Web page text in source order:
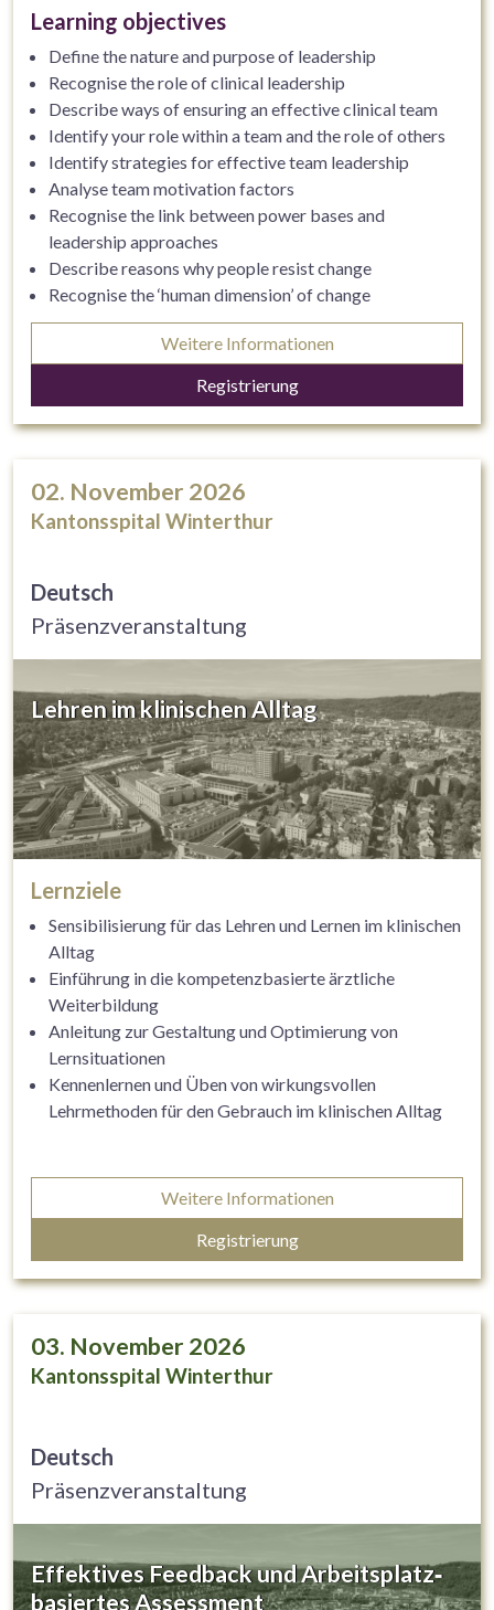
Learning objectives
Define the nature and purpose of leadership
Recognise the role of clinical leadership
Describe ways of ensuring an effective clinical team
Identify your role within a team and the role of others
Identify strategies for effective team leadership
Analyse team motivation factors
Recognise the link between power bases and
leadership approaches
Describe reasons why people resist change
Recognise the ‘human dimension’ of change
Consider a model for managing change
Develop strategies for leading and managing
Create a personal leadership development plan
Weitere Informationen
Registrierung
02. November 2026
Kantonsspital Winterthur
Deutsch
Präsenzveranstaltung
Lehren im klinischen Alltag
Lernziele
Sensibilisierung für das Lehren und Lernen im klinischen
Alltag
Einführung in die kompetenzbasierte ärztliche
Weiterbildung
Anleitung zur Gestaltung und Optimierung von
Lernsituationen
Kennenlernen und Üben von wirkungsvollen
Lehrmethoden für den Gebrauch im klinischen Alltag
Weitere Informationen
Registrierung
03. November 2026
Kantonsspital Winterthur
Deutsch
Präsenzveranstaltung
Effektives Feedback und Arbeitsplatz‐
basiertes Assessment